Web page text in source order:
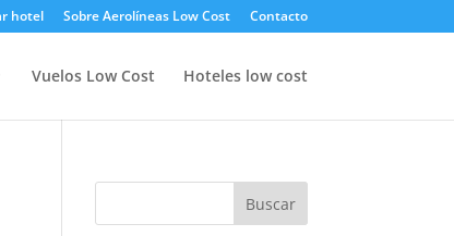
hotel Sobre Aerolíneas Low Cost Contacto
Vuelos Low Cost Hoteles low cost